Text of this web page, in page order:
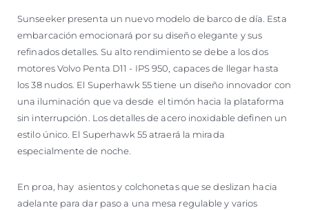
Sunseeker presenta un nuevo modelo de barco de día. Esta
embarcación emocionará por su diseño elegante y sus
refinados detalles. Su alto rendimiento se debe a los dos
motores Volvo Penta D11 - IPS 950, capaces de llegar hasta
los 38 nudos. El Superhawk 55 tiene un diseño innovador con
una iluminación que va desde el timón hacia la plataforma
sin interrupción. Los detalles de acero inoxidable definen un
estilo único. El Superhawk 55 atraerá la mirada
especialmente de noche.
En proa, hay asientos y colchonetas que se deslizan hacia
adelante para dar paso a una mesa regulable y varios